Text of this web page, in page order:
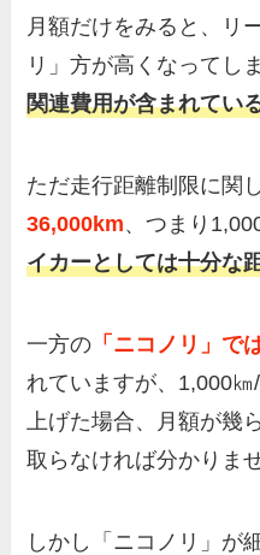
月額だけをみると、リ
リ」方が高くなってし
関連費用が含まれてい
ただ走行距離制限に関
36,000km、つまり
イカーとしては十分な
一方の 「ニコノリ」で
れていますが、1,000
上げた場合、月額が幾
取らなければ分かりませ
しかし「ニコノリ」が